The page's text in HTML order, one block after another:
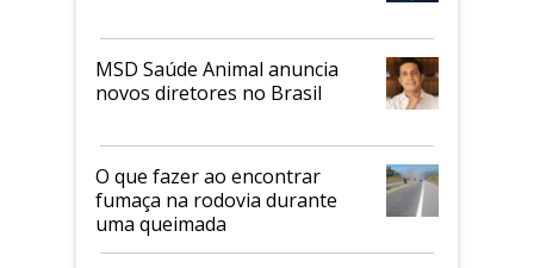
MSD Saúde Animal anuncia
novos diretores no Brasil
O que fazer ao encontrar
fumaça na rodovia durante
uma queimada